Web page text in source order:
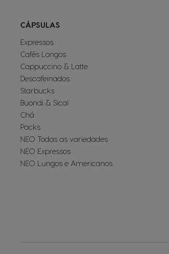
CÁPSULAS
Expressos
Cafés Longos
Cappuccino & Latte
Descafeinados
Starbucks
Buondi & Sical
Chá
Packs
NEO Todas as variedades
NEO Expressos
NEO Lungos e Americanos